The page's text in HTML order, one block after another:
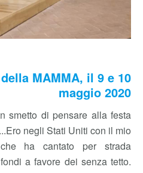
della MAMMA, il 9 e 10
maggio 2020
smetto di pensare alla festa
negli Stati Uniti con il mio
ha cantato per strada